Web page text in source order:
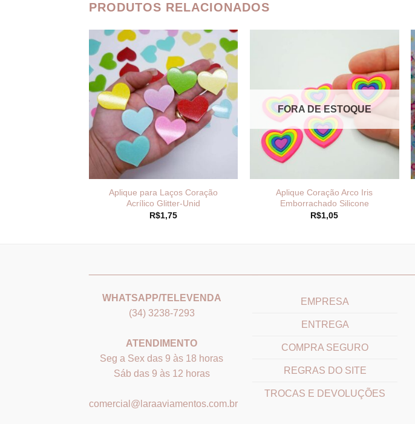
PRODUTOS RELACIONADOS
Aplique para Laços Coração
Acrílico Glitter-Unid
R$1,75
FORA DE ESTOQUE
Aplique Coração Arco Iris
Emborrachado Silicone
R$1,05
WHATSAPP/TELEVENDA
(34) 3238-7293
ATENDIMENTO
Seg a Sex das 9 às 18 horas
Sáb das 9 às 12 horas
comercial@laraaviamentos.com.br
EMPRESA
ENTREGA
COMPRA SEGURO
REGRAS DO SITE
TROCAS E DEVOLUÇÕES